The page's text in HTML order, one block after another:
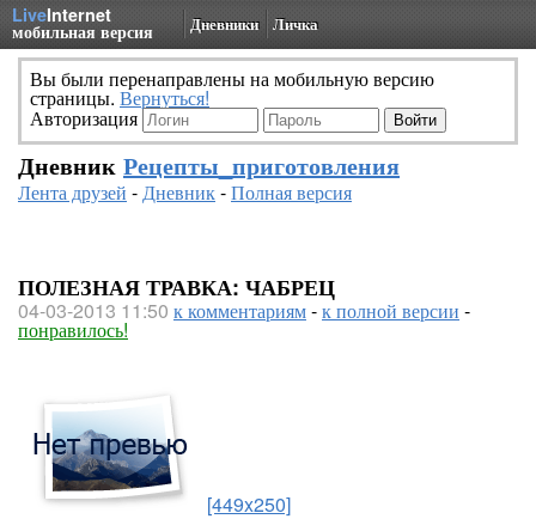
LiveInternet
мобильная версия Дневники Личка
Вы были перенаправлены на мобильную версию
страницы. Вернуться!
Авторизация
Дневник Рецепты_приготовления
Лента друзей -Дневник-Полная версия
ПОЛЕЗНАЯ ТРАВКА: ЧАБРЕЦ
04-03-2013 11:50 к комментариям-к полной версии -
понравилось!
[449x250]